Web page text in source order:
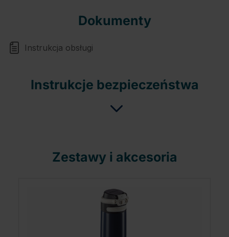
Dokumenty
Instrukcja obsługi
Instrukcje bezpieczeństwa
Zestawy i akcesoria